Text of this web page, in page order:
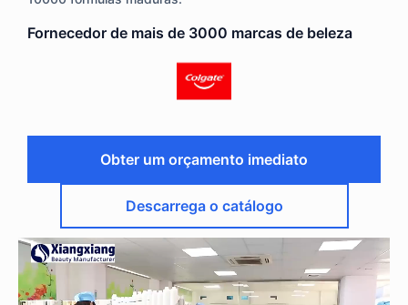
Fornecedor de mais de 3000 marcas de beleza
Obter um orçamento imediato
Descarrega o catálogo